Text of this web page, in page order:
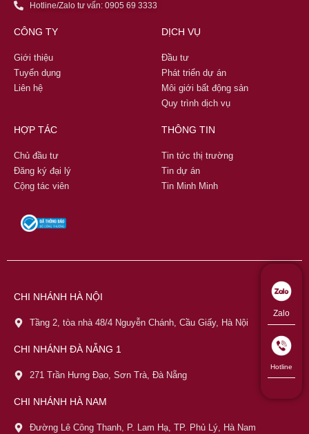
Hotline/Zalo tư vấn: 0905 69 3333
CÔNG TY
Giới thiệu
Tuyển dụng
Liên hệ
DỊCH VỤ
Đầu tư
Phát triển dự án
Môi giới bất động sản
Quy trình dịch vụ
HỢP TÁC
Chủ đầu tư
Đăng ký đại lý
Cộng tác viên
THÔNG TIN
Tin tức thị trường
Tin dự án
Tin Minh Minh
CHI NHÁNH HÀ NỘI
Tầng 2, tòa nhà 48/4 Nguyễn Chánh, Cầu Giấy, Hà Nội
CHI NHÁNH ĐÀ NẴNG 1
271 Trần Hưng Đạo, Sơn Trà, Đà Nẵng
CHI NHÁNH HÀ NAM
Đường Lê Công Thanh, P. Lam Hạ, TP. Phủ Lý, Hà Nam
Zalo
Hotline